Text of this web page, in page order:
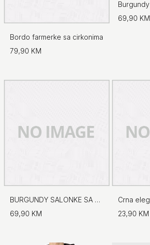
Bordo farmerke sa cirkonima
79,90 KM
69,90 KM
BURGUNDY SALONKE SA UKRASNIM DETALJEM
69,90 KM
23,90 KM